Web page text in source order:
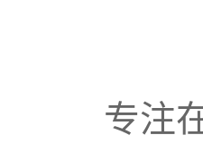
专注